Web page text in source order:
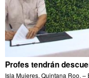
Profes tendrán
Isla Mujeres, Quintana Roo.